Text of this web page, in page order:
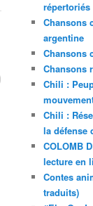
répertoriés
Chansons
argentine
Chansons
Chansons
Chili :
Chili :
la défense
COLOMB
lecture en
Contes
traduits)